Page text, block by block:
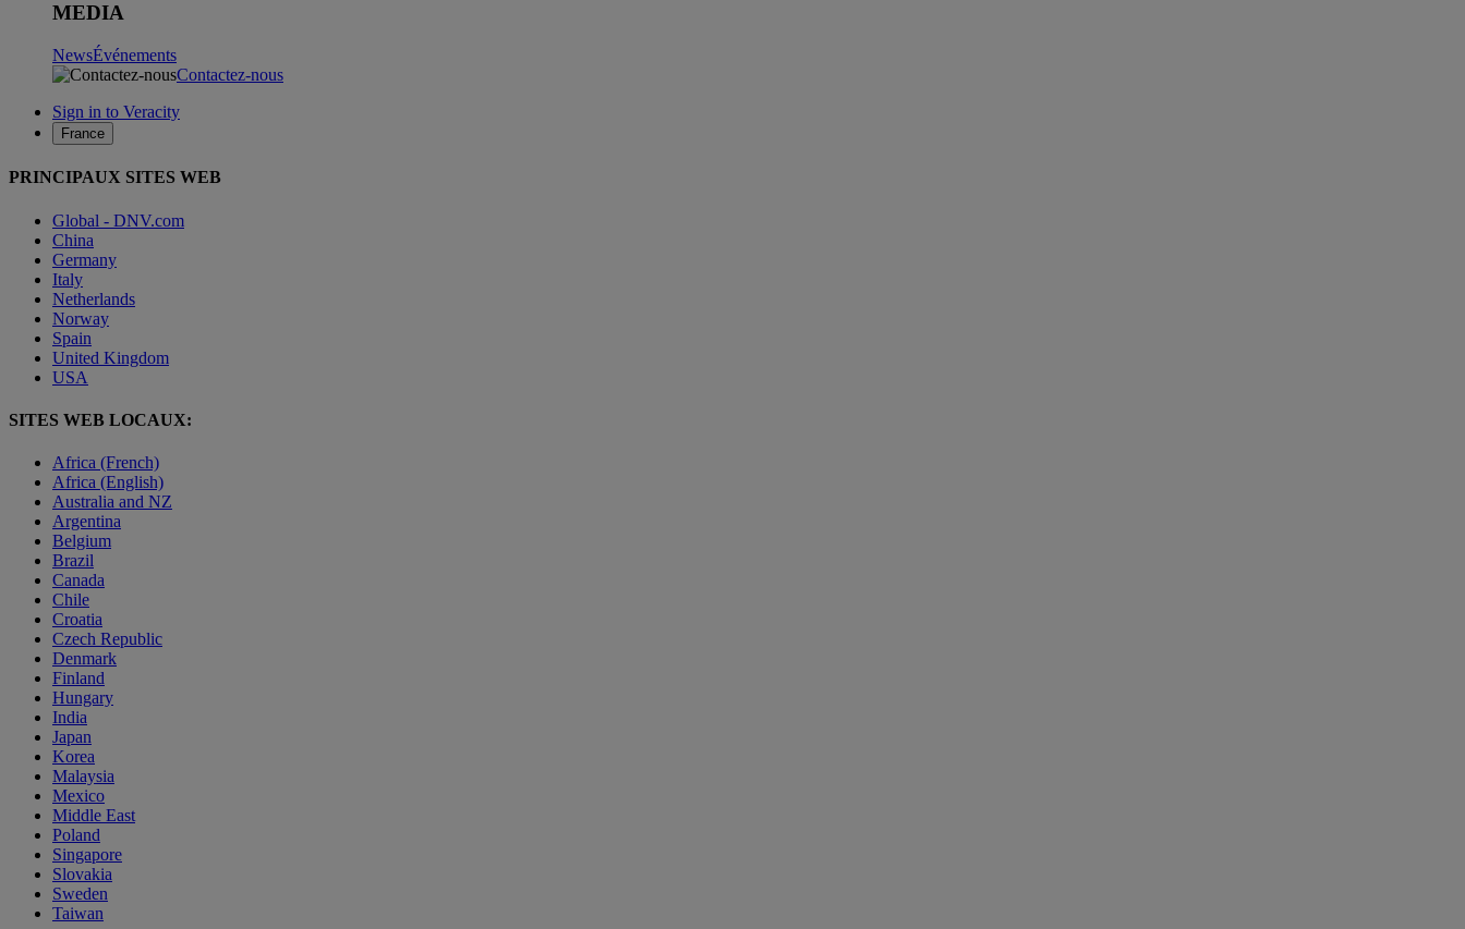
MEDIA
NewsÉvénements
Contactez-nous
Sign in to Veracity
France
PRINCIPAUX SITES WEB
Global - DNV.com
China
Germany
Italy
Netherlands
Norway
Spain
United Kingdom
USA
SITES WEB LOCAUX:
Africa (French)
Africa (English)
Australia and NZ
Argentina
Belgium
Brazil
Canada
Chile
Croatia
Czech Republic
Denmark
Finland
Hungary
India
Japan
Korea
Malaysia
Mexico
Middle East
Poland
Singapore
Slovakia
Sweden
Taiwan